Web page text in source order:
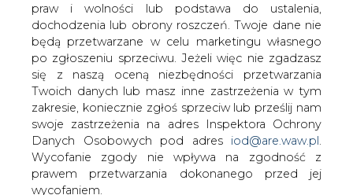
praw i wolności lub podstawa do ustalenia,
dochodzenia lub obrony roszczeń. Twoje dane nie
będą przetwarzane w celu marketingu własnego
po zgłoszeniu sprzeciwu. Jeżeli więc nie zgadzasz
się z naszą oceną niezbędności przetwarzania
Twoich danych lub masz inne zastrzeżenia w tym
zakresie, koniecznie zgłoś sprzeciw lub prześlij nam
swoje zastrzeżenia na adres Inspektora Ochrony
Danych Osobowych pod adres iod@are.waw.pl
Wycofanie zgody nie wpływa na zgodność z
prawem przetwarzania dokonanego przed jej
wycofaniem.
Stołeczny urząd miast poinformował w
piątek o ogłoszeniu przez Miejskie
Zakłady Autobusowe dużego przetargu
na zakup autobusów elektrycznych.
Oferty można składać do 5 grudnia.
Zamówienie obejmuje dostawę aż 130 elektrycznych
autobusów przegubowych, a pierwsze z nich się pojawić
się na ulicach Warszawy jeszcze w 2019 roku. Jak
podkreśla stołeczny urząd miejski to jeden z
największych europejskich przetargów na dostawę